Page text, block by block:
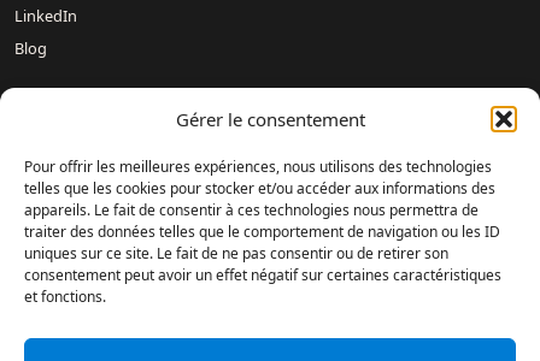
Gérer le consentement
Pour offrir les meilleures expériences, nous utilisons des technologies
telles que les cookies pour stocker et/ou accéder aux informations des
appareils. Le fait de consentir à ces technologies nous permettra de
traiter des données telles que le comportement de navigation ou les ID
uniques sur ce site. Le fait de ne pas consentir ou de retirer son
consentement peut avoir un effet négatif sur certaines caractéristiques
et fonctions.
LinkedIn
Blog
Mercedes-Benz DREUX / Mercedes-Benz
Évreux – DAVIS 27 /
Mercedes-Benz Rouen DAVIS 76 /
Mercedes-Benz Mondeville Caen – AUBIN NORMANDIE /
Mercedes-Benz Le Havre – LAMARTINE AUTOMOBILES /
Mercedes-Benz Magnanville – DAVIS MONGAZONS /
Mercedes-Benz Fontenay-sur-Eure – DAVIS 28 /Mercedes-Benz
DIEPPE /Mercedes-Benz Saint-Romain-de-Colbosc –
CARROSSERIE AUBIN /